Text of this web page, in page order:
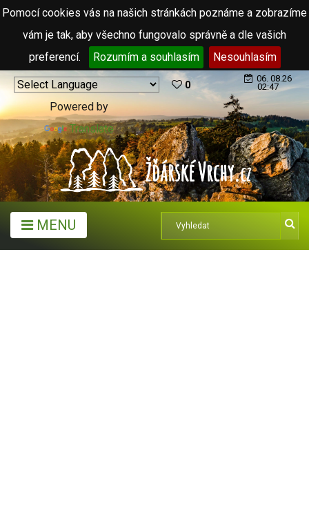
Pomocí cookies vás na našich stránkách poznáme a zobrazíme
vám je tak, aby všechno fungovalo správně a dle vašich
preferencí.
Rozumím a souhlasím Nesouhlasím
Powered by
Translate
0
06. 08.26
02:47
MENU